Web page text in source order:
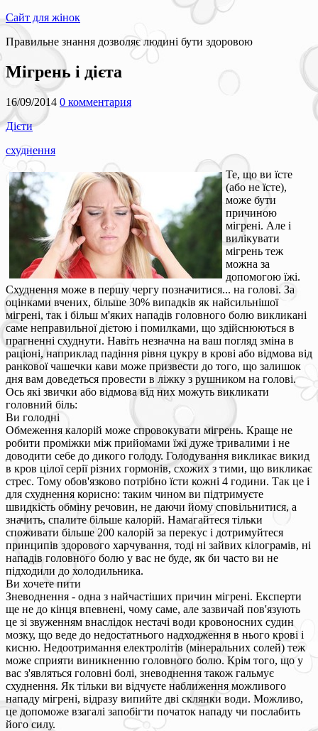
Сайт для жінок
Правильне знання дозволяє людині бути здоровою
Мігрень і дієта
16/09/2014 0 комментария
Дієти
схуднення
Те, що ви їсте
(або не їсте),
може бути
причиною
мігрені. Але і
вилікувати
мігрень теж
можна за
допомогою їжі.
Схуднення може в першу чергу позначитися... на голові. За
оцінками вчених, більше 30% випадків як найсильнішої
мігрені, так і більш м'яких нападів головного болю викликані
саме неправильної дієтою і помилками, що здійснюються в
прагненні схуднути. Навіть незначна на ваш погляд зміна в
раціоні, наприклад падіння рівня цукру в крові або відмова від
ранкової чашечки кави може призвести до того, що залишок
дня вам доведеться провести в ліжку з рушником на голові.
Ось які звички або відмова від них можуть викликати
головний біль:
Ви голодні
Обмеження калорій може спровокувати мігрень. Краще не
робити проміжки між прийомами їжі дуже тривалими і не
доводити себе до дикого голоду. Голодування викликає викид
в кров цілої серії різних гормонів, схожих з тими, що викликає
стрес. Тому обов'язково потрібно їсти кожні 4 години. Так це і
для схуднення корисно: таким чином ви підтримуєте
швидкість обміну речовин, не даючи йому сповільнитися, а
значить, спалите більше калорій. Намагайтеся тільки
споживати більше 200 калорій за перекус і дотримуйтеся
принципів здорового харчування, тоді ні зайвих кілограмів, ні
нападів головного болю у вас не буде, як би часто ви не
підходили до холодильника.
Ви хочете пити
Зневоднення - одна з найчастіших причин мігрені. Експерти
ще не до кінця впевнені, чому саме, але зазвичай пов'язують
це зі звуженням внаслідок нестачі води кровоносних судин
мозку, що веде до недостатнього надходження в нього крові і
кисню. Недоотримання електролітів (мінеральних солей) теж
може сприяти виникненню головного болю. Крім того, що у
вас з'являться головні болі, зневоднення також гальмує
схуднення. Як тільки ви відчуєте наближення можливого
нападу мігрені, відразу випийте дві склянки води. Можливо,
це допоможе взагалі запобігти початок нападу чи послабить
його силу.